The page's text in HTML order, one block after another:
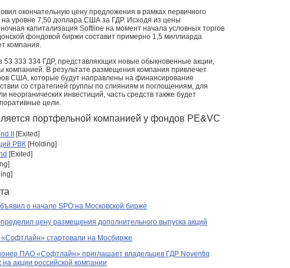
окончательную цену предложения в рамках первичного
уровне 7,50 доллара США за ГДР. Исходя из цены
капитализация Softline на момент начала условных торгов
фондовой биржи составит примерно 1,5 миллиарда
компания.
53 333 334 ГДР, представляющих новые обыкновенные акции,
компанией. В результате размещения компания привлечет
США, которые будут направлены на финансирование
со стратегией группы по слияниям и поглощениям, для
неорганических инвестиций, часть средств также будет
цели.
портфельной компанией у фондов PE&VC
II
[Exited]
РВК [Holding]
[Exited]
о начале SPO на Московской бирже
цену размещения дополнительного выпуска акций
«Софтлайн» стартовали на Мосбирже
ПАО «Софтлайн» приглашает владельцев ГДР Noventiq
акции российской компании